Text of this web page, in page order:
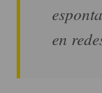
en